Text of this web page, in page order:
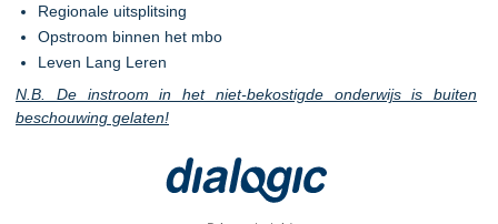
Regionale uitsplitsing
Opstroom binnen het mbo
Leven Lang Leren
N.B. De instroom in het niet-bekostigde onderwijs is buiten
beschouwing gelaten!